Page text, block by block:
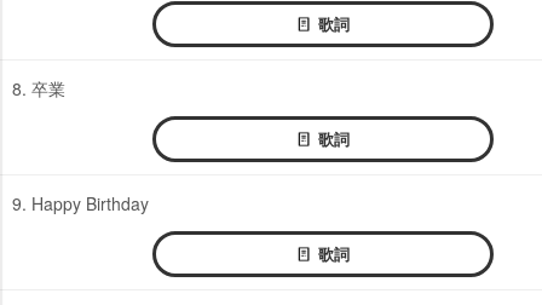
歌詞
8. 卒業
歌詞
9. Happy Birthday
歌詞